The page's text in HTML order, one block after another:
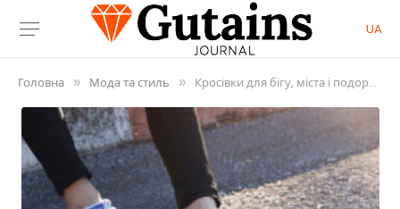
UA
Головна » Мода та стиль » Кросівки для бігу, міста і подорожей: що врахувати, щоб ноги сказали «дякую»